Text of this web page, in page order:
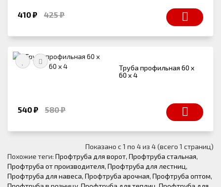
410 ₽ 425 ₽
Труба профильная 60 х
60 х 4
540 ₽ 580 ₽
Показано с 1 по 4 из 4 (всего 1 страниц)
Похожие теги: Профтруба для ворот, Профтруба стальная,
Профтруба от производителя, Профтруба для лестниц,
Профтруба для навеса, Профтруба арочная, Профтруба оптом,